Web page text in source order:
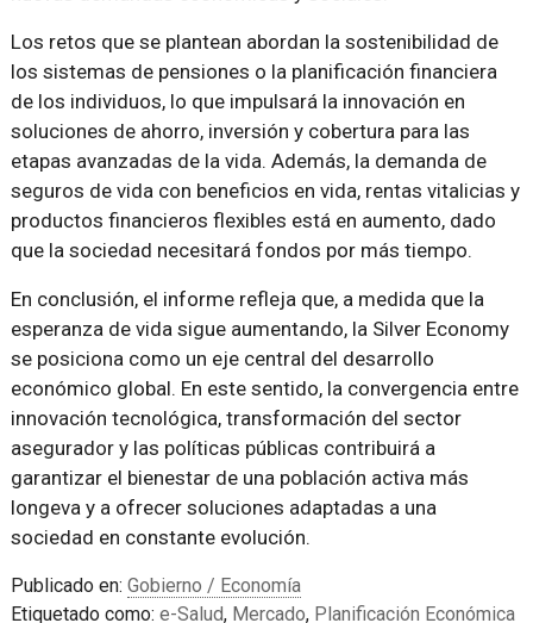
Los retos que se plantean abordan la sostenibilidad de
los sistemas de pensiones o la planificación financiera
de los individuos, lo que impulsará la innovación en
soluciones de ahorro, inversión y cobertura para las
etapas avanzadas de la vida. Además, la demanda de
seguros de vida con beneficios en vida, rentas vitalicias y
productos financieros flexibles está en aumento, dado
que la sociedad necesitará fondos por más tiempo.
En conclusión, el informe refleja que, a medida que la
esperanza de vida sigue aumentando, la Silver Economy
se posiciona como un eje central del desarrollo
económico global. En este sentido, la convergencia entre
innovación tecnológica, transformación del sector
asegurador y las políticas públicas contribuirá a
garantizar el bienestar de una población activa más
longeva y a ofrecer soluciones adaptadas a una
sociedad en constante evolución.
Publicado en: Gobierno / Economía
Etiquetado como: e-Salud, Mercado, Planificación Económica